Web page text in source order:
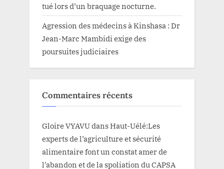
tué lors d’un braquage nocturne.
Agression des médecins à Kinshasa : Dr
Jean-Marc Mambidi exige des
poursuites judiciaires
Commentaires récents
Gloire VYAVUdansHaut-Uélé:Les
experts de l’agriculture et sécurité
alimentaire font un constat amer de
l’abandon et de la spoliation du CAPSA